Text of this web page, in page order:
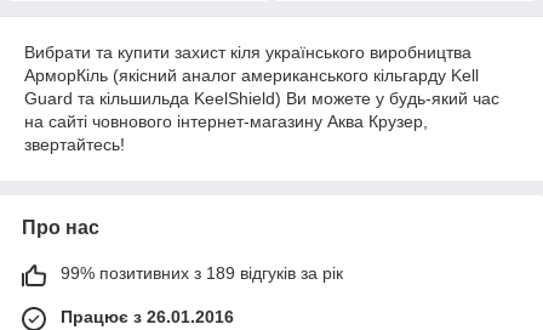
Вибрати та купити захист кіля українського виробництва
АрморКіль (якісний аналог американського кільгарду Kell
Guard та кільшильда KeelShield) Ви можете у будь-який час
на сайті човнового інтернет-магазину Аква Крузер,
звертайтесь!
Про нас
99% позитивних з 189 відгуків за рік
Працює з 26.01.2016